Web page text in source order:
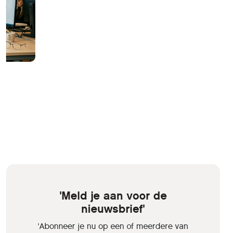
'Meld je aan voor de
nieuwsbrief'
'Abonneer je nu op een of meerdere van